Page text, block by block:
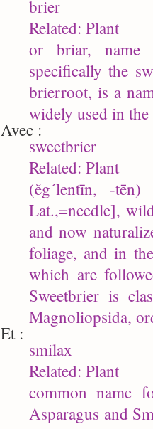
brier
Related: Plant
or briar, name
specifically the
brierroot, is a
widely used in
Avec :
sweetbrier
Related: Plant
(ĕg´lentīn, -
Lat.,=needle],
and now
foliage, and in
which are
Sweetbrier is
Magnoliopsida,
Et :
smilax
Related: Plant
common name
Asparagus and